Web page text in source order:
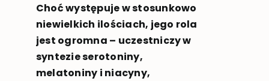
Choć występuje w stosunkowo
niewielkich ilościach, jego rola
jest ogromna – uczestniczy w
syntezie serotoniny,
melatoniny i niacyny,